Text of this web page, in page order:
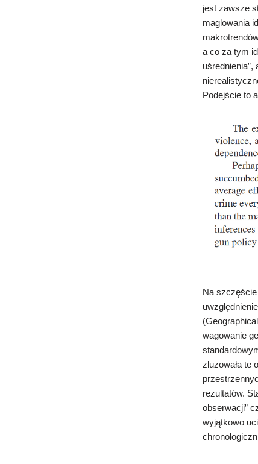
jest zawsze
maglowania
a co za tym
uśrednienia”,
Podejście to
Na
(
wagowanie
zluzowała te
rezultatów.
obserwacji”
wyjątkowo